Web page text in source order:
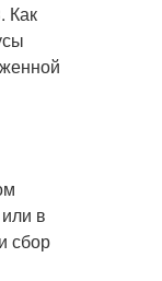
Как
в
сбор